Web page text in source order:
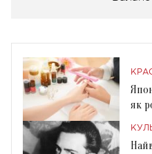
як